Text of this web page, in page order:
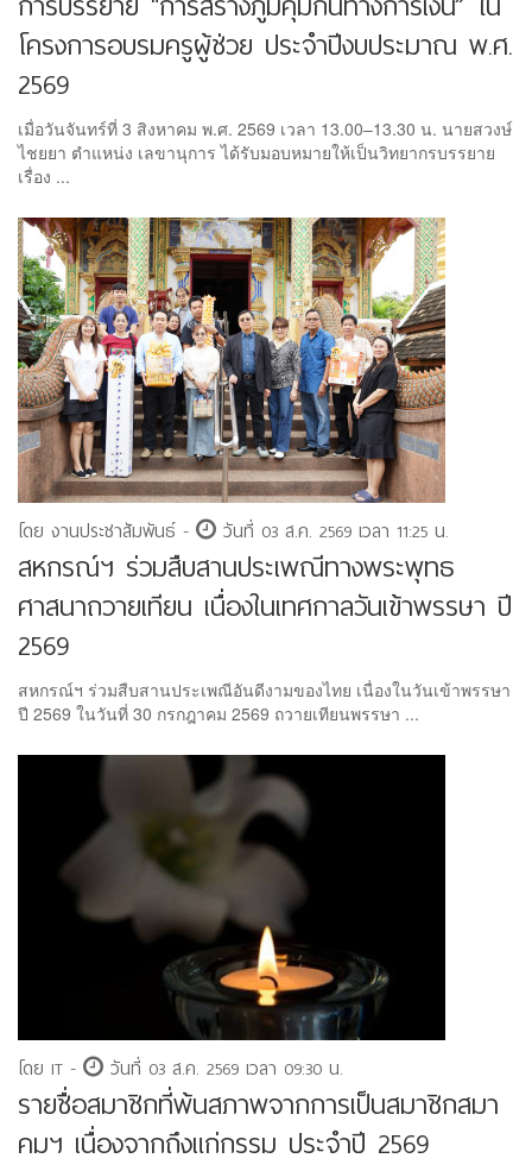
โครงการอบรมครูผู้ช่วย ประจำปีงบประมาณ พ.ศ.
2569
เมื่อวันจันทร์ที่ 3 สิงหาคม พ.ศ. 2569 เวลา 13.00–13.30 น. นายสวงษ์
ไชยยา ตำแหน่ง เลขานุการ ได้รับมอบหมายให้เป็นวิทยากรบรรยาย
เรื่อง ...
โดย งานประชาสัมพันธ์ - วันที่ 03 ส.ค. 2569 เวลา 11:25 น.
สหกรณ์ฯ ร่วมสืบสานประเพณีทางพระพุทธ
ศาสนาถวายเทียน เนื่องในเทศกาลวันเข้าพรรษา ปี
2569
สหกรณ์ฯ ร่วมสืบสานประเพณีอันดีงามของไทย เนื่องในวันเข้าพรรษา
ปี 2569 ในวันที่ 30 กรกฎาคม 2569 ถวายเทียนพรรษา ...
โดย IT - วันที่ 03 ส.ค. 2569 เวลา 09:30 น.
รายชื่อสมาชิกที่พ้นสภาพจากการเป็นสมาชิกสมา
คมฯ เนื่องจากถึงแก่กรรม ประจําปี 2569